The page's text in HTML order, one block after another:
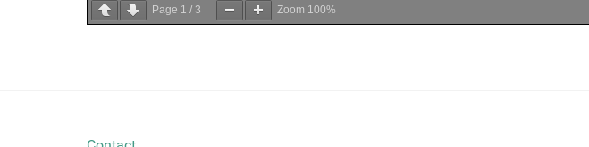
Page 1 / 3 Zoom 100%